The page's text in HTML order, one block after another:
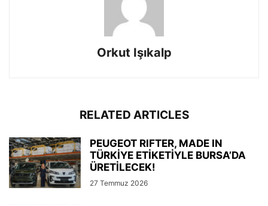
Orkut Işıkalp
RELATED ARTICLES
PEUGEOT RIFTER, MADE IN
TÜRKİYE ETİKETİYLE BURSA’DA
ÜRETİLECEK!
27 Temmuz 2026